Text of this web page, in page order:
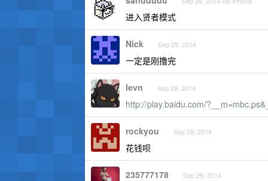
进入贤者模式
Nick Sep 29, 2014
一定是刚撸完
levn Sep 29, 2014
http://play.baidu.com/
rockyou Sep 29, 2014
花钱呗
235777178 Sep 29, 2014